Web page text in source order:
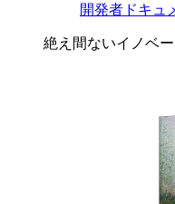
開発者ドキュ
絶え間ないイノベ